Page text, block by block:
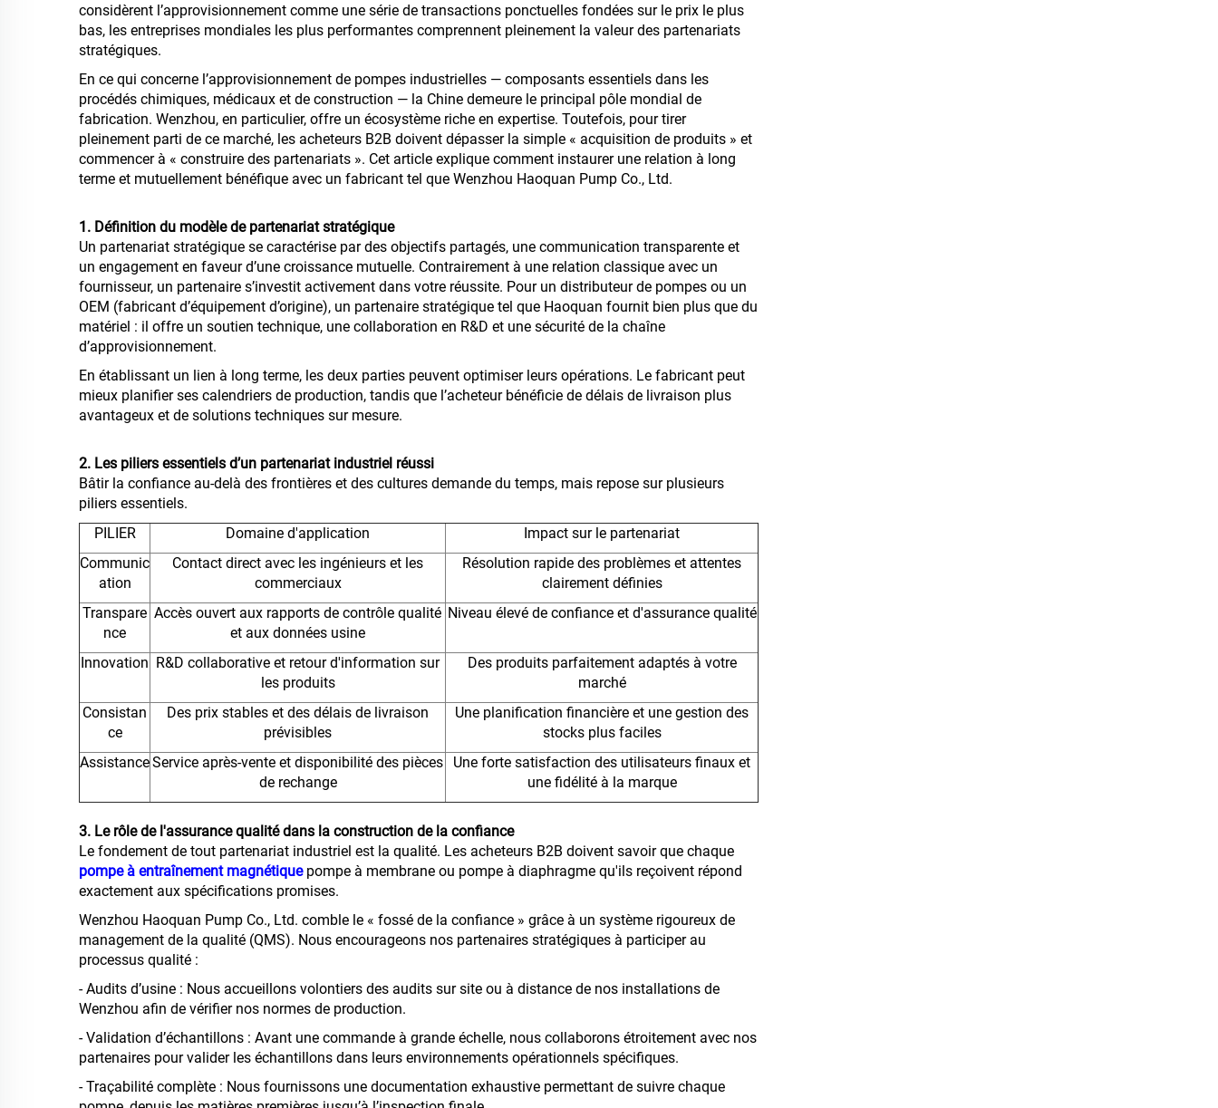
considèrent l’approvisionnement comme une série de transactions ponctuelles fondées sur le prix le plus
bas, les entreprises mondiales les plus performantes comprennent pleinement la valeur des partenariats
stratégiques.
En ce qui concerne l’approvisionnement de pompes industrielles — composants essentiels dans les
procédés chimiques, médicaux et de construction — la Chine demeure le principal pôle mondial de
fabrication. Wenzhou, en particulier, offre un écosystème riche en expertise. Toutefois, pour tirer
pleinement parti de ce marché, les acheteurs B2B doivent dépasser la simple « acquisition de produits » et
commencer à « construire des partenariats ». Cet article explique comment instaurer une relation à long
terme et mutuellement bénéfique avec un fabricant tel que Wenzhou Haoquan Pump Co., Ltd.
1. Définition du modèle de partenariat stratégique
Un partenariat stratégique se caractérise par des objectifs partagés, une communication transparente et
un engagement en faveur d’une croissance mutuelle. Contrairement à une relation classique avec un
fournisseur, un partenaire s’investit activement dans votre réussite. Pour un distributeur de pompes ou un
OEM (fabricant d’équipement d’origine), un partenaire stratégique tel que Haoquan fournit bien plus que du
matériel : il offre un soutien technique, une collaboration en R&D et une sécurité de la chaîne
d’approvisionnement.
En établissant un lien à long terme, les deux parties peuvent optimiser leurs opérations. Le fabricant peut
mieux planifier ses calendriers de production, tandis que l’acheteur bénéficie de délais de livraison plus
avantageux et de solutions techniques sur mesure.
2. Les piliers essentiels d’un partenariat industriel réussi
Bâtir la confiance au-delà des frontières et des cultures demande du temps, mais repose sur plusieurs
piliers essentiels.
PILIER
Domaine d'application
Impact sur le partenariat
Communic
ation
Contact direct avec les ingénieurs et les
commerciaux
Résolution rapide des problèmes et attentes
clairement définies
Transpare
nce
Accès ouvert aux rapports de contrôle qualité
et aux données usine
Niveau élevé de confiance et d'assurance qualité
Innovation R&D collaborative et retour d'information sur
les produits
Des produits parfaitement adaptés à votre
marché
Consistan
ce
Des prix stables et des délais de livraison
prévisibles
Une planification financière et une gestion des
stocks plus faciles
AssistanceService après-vente et disponibilité des pièces
de rechange
Une forte satisfaction des utilisateurs finaux et
une fidélité à la marque
3. Le rôle de l'assurance qualité dans la construction de la confiance
Le fondement de tout partenariat industriel est la qualité. Les acheteurs B2B doivent savoir que chaque
pompe à entraînement magnétique pompe à membrane ou pompe à diaphragme qu'ils reçoivent répond
exactement aux spécifications promises.
Wenzhou Haoquan Pump Co., Ltd. comble le « fossé de la confiance » grâce à un système rigoureux de
management de la qualité (QMS). Nous encourageons nos partenaires stratégiques à participer au
processus qualité :
- Audits d’usine : Nous accueillons volontiers des audits sur site ou à distance de nos installations de
Wenzhou afin de vérifier nos normes de production.
- Validation d’échantillons : Avant une commande à grande échelle, nous collaborons étroitement avec nos
partenaires pour valider les échantillons dans leurs environnements opérationnels spécifiques.
- Traçabilité complète : Nous fournissons une documentation exhaustive permettant de suivre chaque